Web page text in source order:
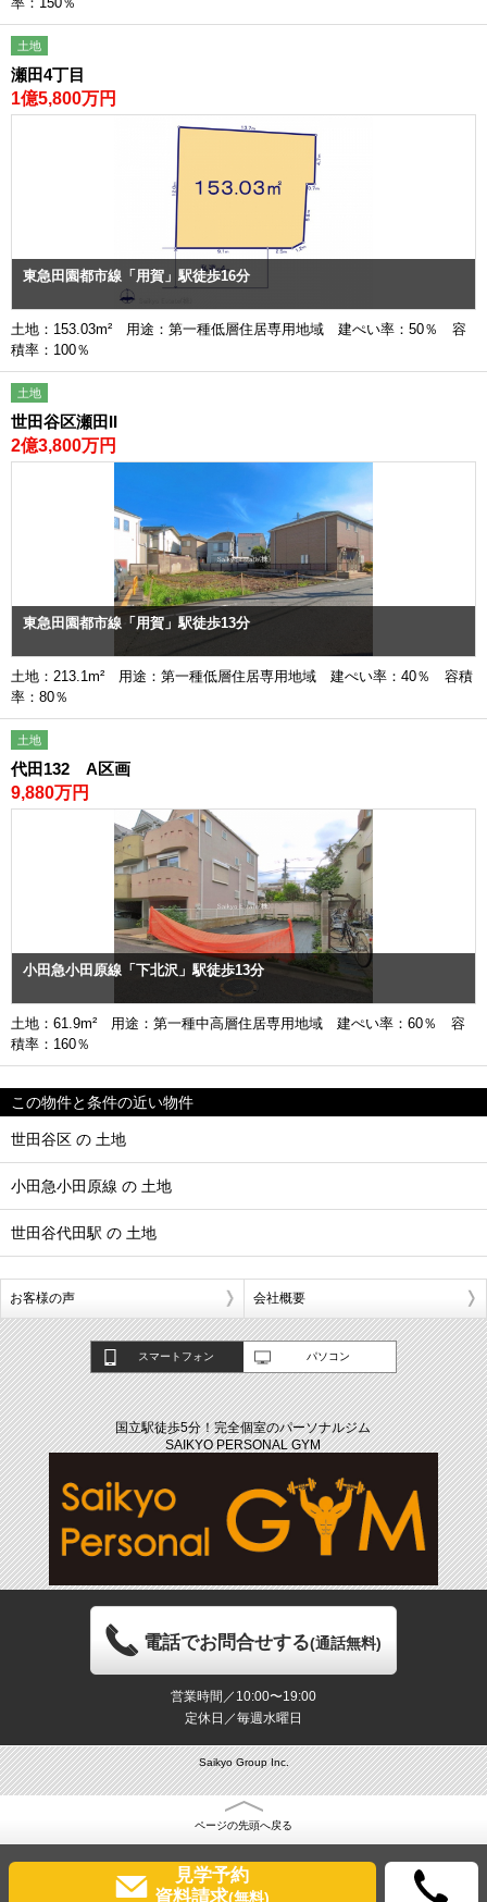
土地
瀬田4丁目
1億5,800万円
東急田園都市線「用賀」駅徒歩16分
土地：153.03m² 用途：第一種低層住居専用地域 建ぺい率：50％ 容
積率：100％
土地
世田谷区瀬田II
2億3,800万円
東急田園都市線「用賀」駅徒歩13分
土地：213.1m² 用途：第一種低層住居専用地域 建ぺい率：40％ 容積
率：80％
土地
代田132 A区画
9,880万円
小田急小田原線「下北沢」駅徒歩13分
土地：61.9m² 用途：第一種中高層住居専用地域 建ぺい率：60％ 容
積率：160％
この物件と条件の近い物件
世田谷区 の 土地
小田急小田原線 の 土地
世田谷代田駅 の 土地
お客様の声 会社概要
スマートフォン パソコン
国立駅徒歩5分！完全個室のパーソナルジム
SAIKYO PERSONAL GYM
電話でお問合せする(通話無料)
営業時間／10:00〜19:00
定休日／毎週水曜日
Saikyo Group Inc.
ページの先頭へ戻る
見学予約
資料請求(無料)